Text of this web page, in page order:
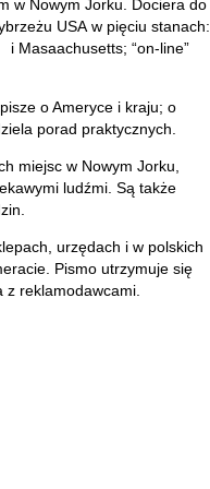
w Nowym Jorku. Dociera do
USA w pięciu stanach:
Masaachusetts; “on-line”
o Ameryce i kraju; o
porad praktycznych.
miejsc w Nowym Jorku,
ludźmi. Są także
urzędach i w polskich
Pismo utrzymuje się
reklamodawcami.